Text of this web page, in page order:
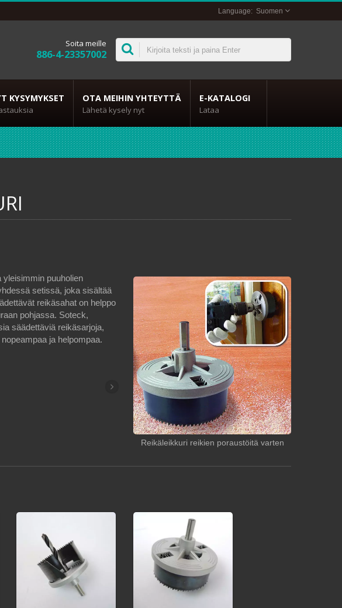
Suomen
Soita meille
886-4-23357002
KYSYMYKSET OTA MEIHIN YHTEYTTÄ
Lähetä kysely nyt
E-KATALOGI
Lataa
Reikäleikkuri reikien poraustöitä varten
puuholien
setissä, joka sisältää
reikäsahat on helppo
pohjassa. Soteck,
säädettäviä reikäsarjoja,
ja helpompaa.